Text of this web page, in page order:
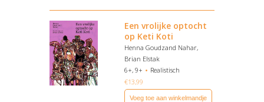
Een vrolijke optocht
op Keti Koti
Henna Goudzand Nahar,
Brian Elstak
6+, 9+
Realistisch
€13,99
Voeg toe aan winkelmandje